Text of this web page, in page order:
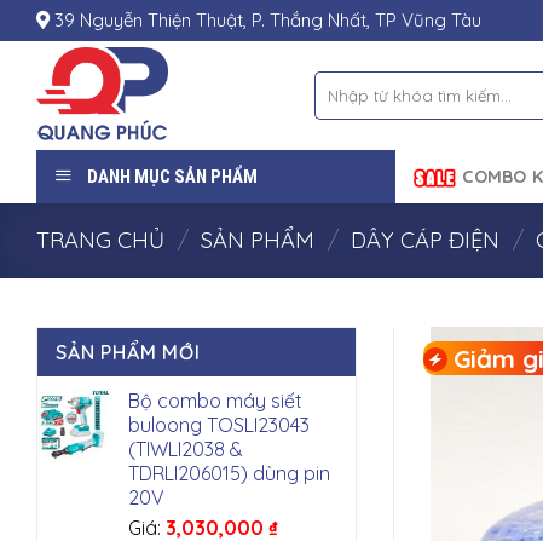
to
content
39 Nguyễn Thiện Thuật, P. Thắng Nhất, TP Vũng Tàu
Tìm
kiếm:
DANH MỤC SẢN PHẨM COMBO
TRANG CHỦ / SẢN PHẨM / DÂY CÁP ĐIỆN /
SẢN PHẨM MỚI
Bộ combo máy siết
buloong TOSLI23043
(TIWLI2038 &
TDRLI206015) dùng pin
20V
Giá: 3,030,000 ₫
Giảm